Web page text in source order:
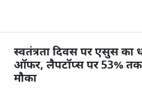
स्वतंत्रता दिवस पर एसुस का
ऑफर, लैपटॉप्स पर 53%
मौका